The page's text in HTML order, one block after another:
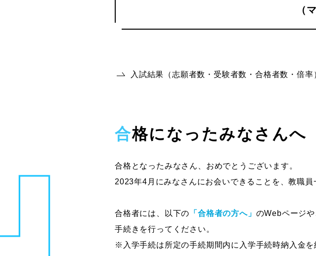
（
入試結果（志願者数・受験者数・合格者数・倍率
合格になったみなさんへ
合格となったみなさん、おめでとうございます。
2023年4月にみなさんにお会いできることを、教職員
合格者には、以下の 「合格者の方へ」 のWebページ
手続きを行ってください。
※入学手続は所定の手続期間内に入学手続時納入金